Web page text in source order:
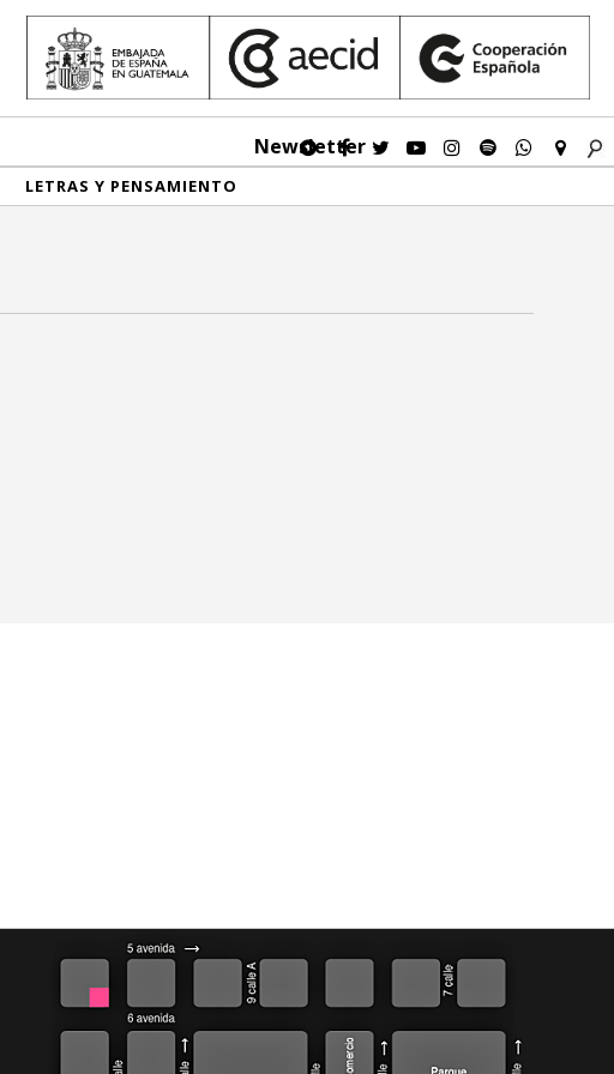
Newsletter
LETRAS Y PENSAMIENTO